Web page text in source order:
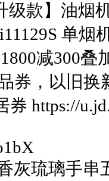
级款】油烟
单烟
减300叠
券，以旧换
券 https://
灰琉璃手